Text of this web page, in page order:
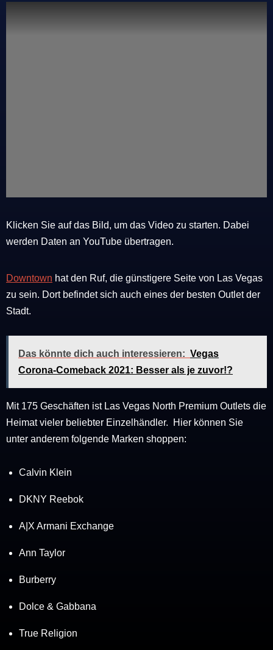
Klicken Sie auf das Bild, um das Video zu starten. Dabei
werden Daten an YouTube übertragen.
Downtown hat den Ruf, die günstigere Seite von Las Vegas
zu sein. Dort befindet sich auch eines der besten Outlet der
Stadt.
Das könnte dich auch interessieren: Vegas
Corona-Comeback 2021: Besser als je zuvor!?
Mit 175 Geschäften ist Las Vegas North Premium Outlets die
Heimat vieler beliebter Einzelhändler. Hier können Sie
unter anderem folgende Marken shoppen:
Calvin Klein
DKNY Reebok
A|X Armani Exchange
Ann Taylor
Burberry
Dolce & Gabbana
True Religion